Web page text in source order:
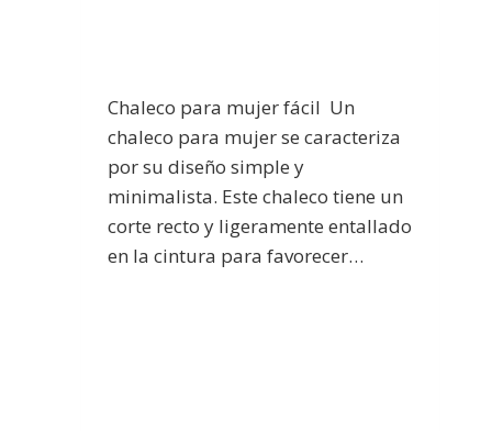
Chaleco para mujer fácil Un
chaleco para mujer se caracteriza
por su diseño simple y
minimalista. Este chaleco tiene un
corte recto y ligeramente entallado
en la cintura para favorecer…